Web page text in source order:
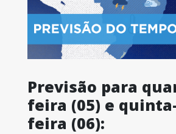
Previsão para
feira (05) e
feira (06):